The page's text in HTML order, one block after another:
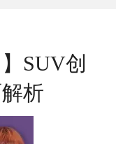
SUV创
析